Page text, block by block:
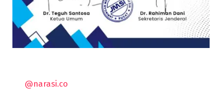
@narasi.co